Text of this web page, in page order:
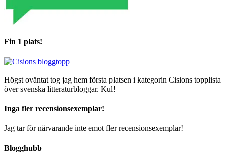
Fin 1 plats!
Högst oväntat tog jag hem första platsen i kategorin Cisions topplista
över svenska litteraturbloggar. Kul!
Inga fler recensionsexemplar!
Jag tar för närvarande inte emot fler recensionsexemplar!
Blogghubb